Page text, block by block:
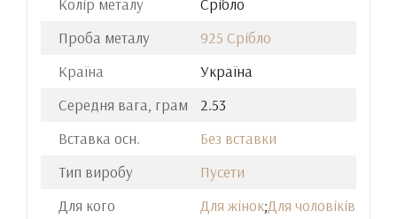
Колір металу
Срібло
Проба металу
925 Срібло
Країна
Україна
Середня вага, грам
2.53
Вставка осн.
Без вставки
Тип виробу
Пусети
Для кого
Для жінок;Для чоловіків